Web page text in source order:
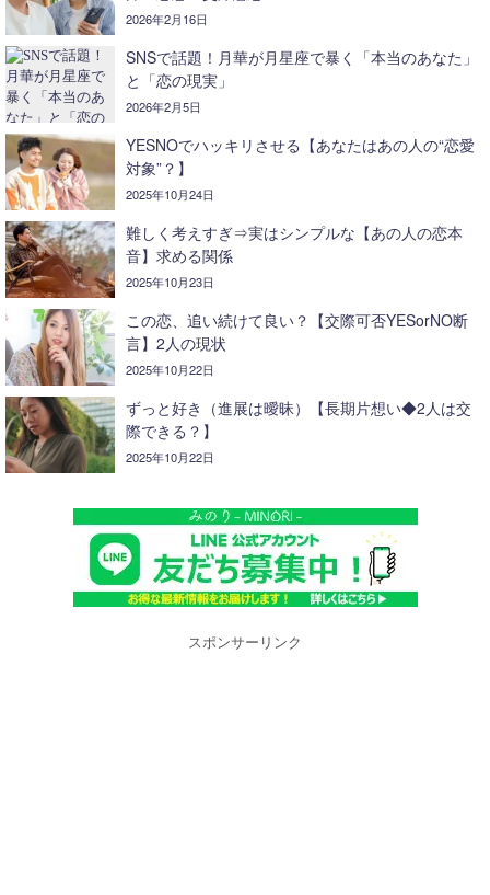
2026年2月16日
SNSで話題！月華が月星座で暴く「本当のあなた」
と「恋の現実」
2026年2月5日
YESNOでハッキリさせる【あなたはあの人の“恋愛
対象”？】
2025年10月24日
難しく考えすぎ⇒実はシンプルな【あの人の恋本
音】求める関係
2025年10月23日
この恋、追い続けて良い？【交際可否YESorNO断
言】2人の現状
2025年10月22日
ずっと好き（進展は曖昧）【長期片想い◆2人は交
際できる？】
2025年10月22日
スポンサーリンク